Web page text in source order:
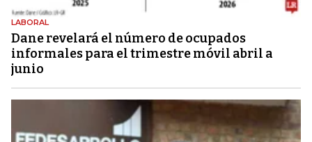
LABORAL
Dane revelará el número de ocupados
informales para el trimestre móvil abril a
junio